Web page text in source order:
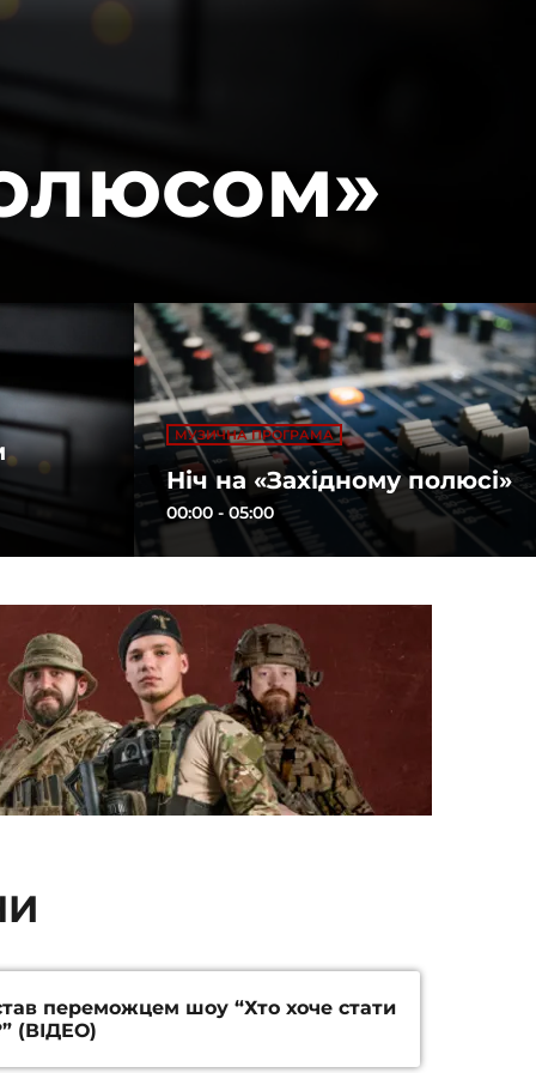
МУЗИЧНА ПРОГРАМА
Ніч на «Західному полюсі»
00:00 - 05:00
переможцем шоу “Хто хоче стати
(ВІДЕО)